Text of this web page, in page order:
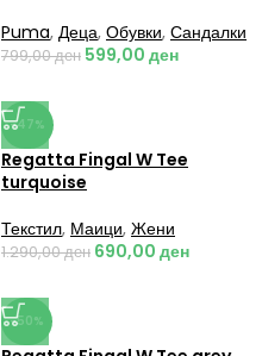
Puma, Деца, Обувки, Сандалки
799,00ден 599,00 ден
-47%
Regatta Fingal W Tee
turquoise
Текстил, Маици, Жени
1.290,00ден 690,00 ден
-50%